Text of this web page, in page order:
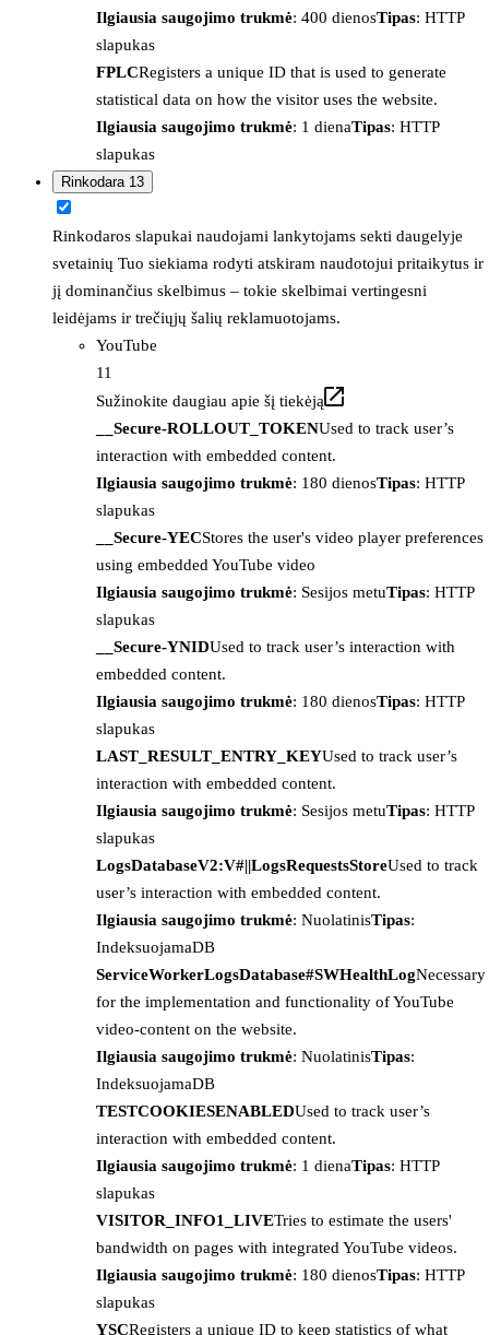
Ilgiausia saugojimo trukmė: 400 dienosTipas: HTTP
slapukas
FPLCRegisters a unique ID that is used to generate
statistical data on how the visitor uses the website.
Ilgiausia saugojimo trukmė: 1 dienaTipas: HTTP
slapukas
Rinkodara 13
Rinkodaros slapukai naudojami lankytojams sekti daugelyje
svetainių Tuo siekiama rodyti atskiram naudotojui pritaikytus ir
jį dominančius skelbimus – tokie skelbimai vertingesni
leidėjams ir trečiųjų šalių reklamuotojams.
YouTube
11
Sužinokite daugiau apie šį tiekėją
__Secure-ROLLOUT_TOKENUsed to track user’s
interaction with embedded content.
Ilgiausia saugojimo trukmė: 180 dienosTipas: HTTP
slapukas
__Secure-YECStores the user's video player preferences
using embedded YouTube video
Ilgiausia saugojimo trukmė: Sesijos metuTipas: HTTP
slapukas
__Secure-YNIDUsed to track user’s interaction with
embedded content.
Ilgiausia saugojimo trukmė: 180 dienosTipas: HTTP
slapukas
LAST_RESULT_ENTRY_KEYUsed to track user’s
interaction with embedded content.
Ilgiausia saugojimo trukmė: Sesijos metuTipas: HTTP
slapukas
LogsDatabaseV2:V#||LogsRequestsStoreUsed to track
user’s interaction with embedded content.
Ilgiausia saugojimo trukmė: NuolatinisTipas:
IndeksuojamaDB
ServiceWorkerLogsDatabase#SWHealthLogNecessary
for the implementation and functionality of YouTube
video-content on the website.
Ilgiausia saugojimo trukmė: NuolatinisTipas:
IndeksuojamaDB
TESTCOOKIESENABLEDUsed to track user’s
interaction with embedded content.
Ilgiausia saugojimo trukmė: 1 dienaTipas: HTTP
slapukas
VISITOR_INFO1_LIVETries to estimate the users'
bandwidth on pages with integrated YouTube videos.
Ilgiausia saugojimo trukmė: 180 dienosTipas: HTTP
slapukas
YSCRegisters a unique ID to keep statistics of what